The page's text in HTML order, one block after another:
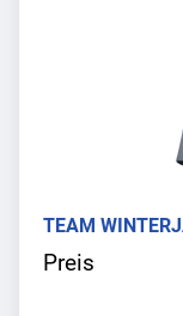
TEAM
Preis